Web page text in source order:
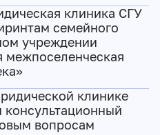
клиника СГУ
семейного
учреждении
межпоселенческая
клинике
вопросам